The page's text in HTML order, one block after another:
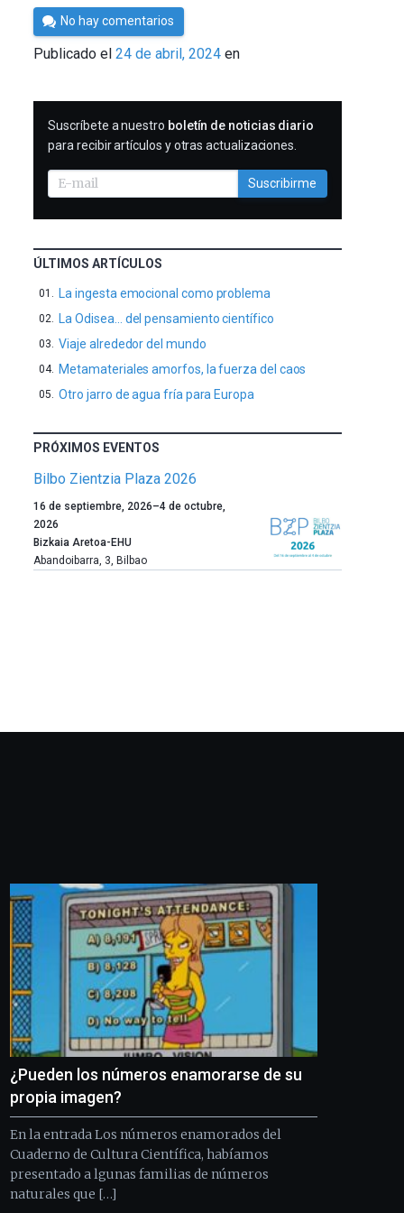
Por
César
Tomé
No hay comentarios
Publicado el24 de abril, 2024 en
SUSCRIBIRME
Suscríbete a nuestro boletín de noticias diario
para recibir artículos y otras actualizaciones.
Suscribirme
ÚLTIMOS ARTÍCULOS
La ingesta emocional como problema
La Odisea… del pensamiento científico
Viaje alrededor del mundo
Metamateriales amorfos, la fuerza del caos
Otro jarro de agua fría para Europa
PRÓXIMOS EVENTOS
Bilbo Zientzia Plaza 2026
Un
año
más,
Bilbao
un
festival
de
exposiciones,
conferencias,
docufórums
y
espectáculos
de
ciencia
del
16
de
16 de septiembre, 2026–4 de octubre,
2026
Bizkaia Aretoa-EHU
Abandoibarra, 3, Bilbao
¿Pueden los números enamorarse de su
propia imagen?
En la entrada Los números enamorados del
Cuaderno de Cultura Científica, habíamos
presentado a lgunas familias de números
naturales que […]